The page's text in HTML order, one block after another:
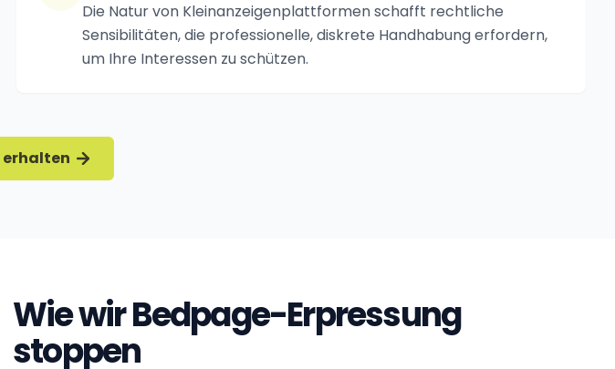
Die Natur von Kleinanzeigenplattformen schafft rechtliche
Sensibilitäten, die professionelle, diskrete Handhabung erfordern,
um Ihre Interessen zu schützen.
erhalten
Wie wir Bedpage-Erpressung
stoppen